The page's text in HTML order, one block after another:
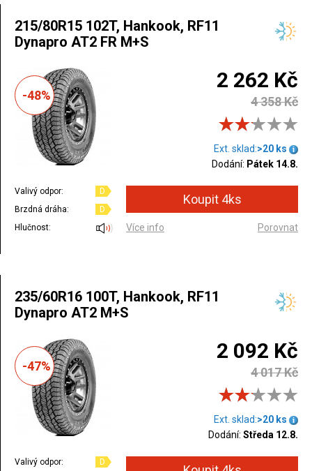
215/80R15 102T, Hankook, RF11
Dynapro AT2 FR M+S
-48%
2 262 Kč
4 358 Kč
Ext. sklad:>20 ks
Dodání: Pátek 14.8.
Valivý odpor:
D
Brzdná dráha:
D
Hlučnost:
Více info Porovnat
235/60R16 100T, Hankook, RF11
Dynapro AT2 M+S
-47%
2 092 Kč
4 017 Kč
Ext. sklad:>20 ks
Dodání: Středa 12.8.
Valivý odpor:
D